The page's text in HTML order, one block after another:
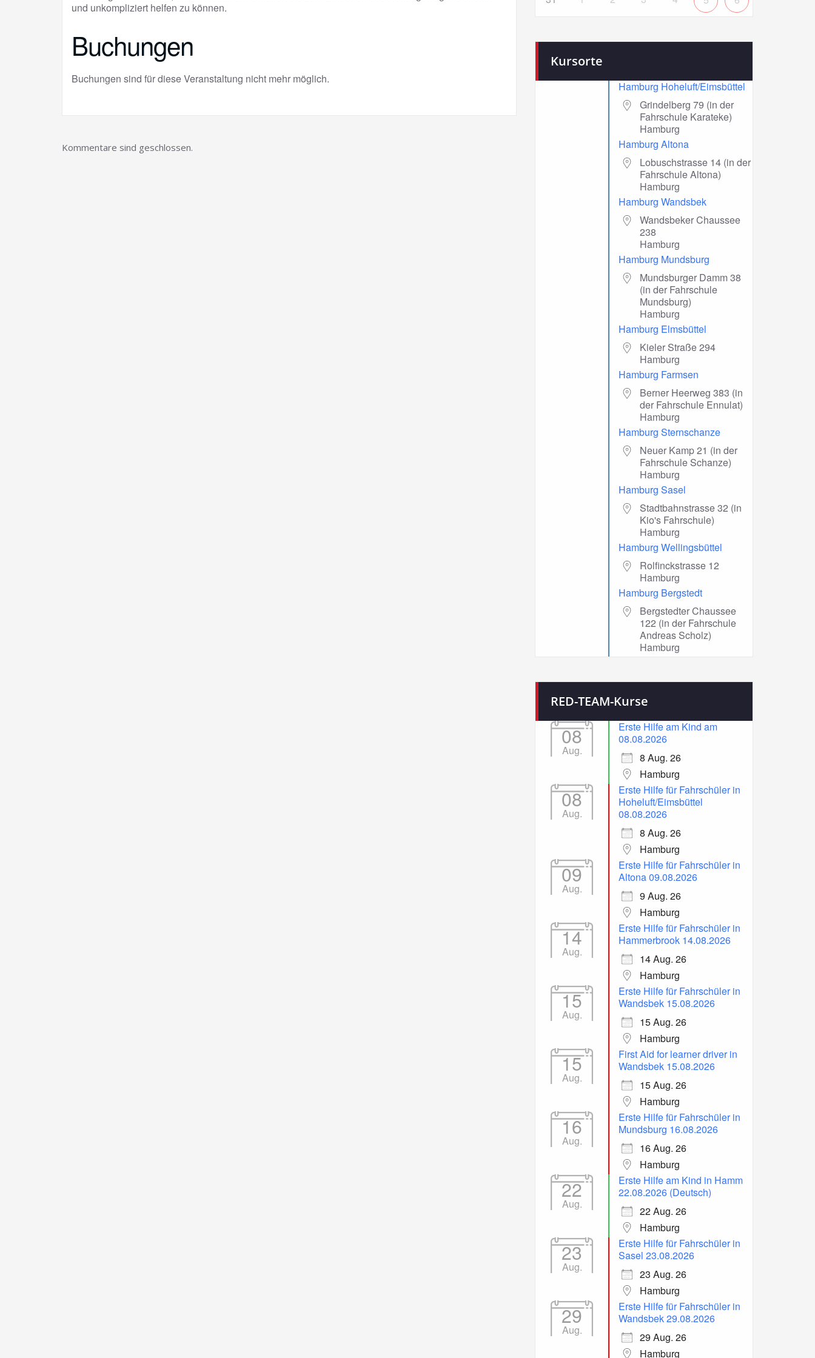
und unkompliziert helfen zu können.
Buchungen
Buchungen sind für diese Veranstaltung nicht mehr möglich.
Kommentare sind geschlossen.
Kursorte
Hamburg Hoheluft/Eimsbüttel
Grindelberg 79 (in der
Fahrschule Karateke)
Hamburg
Hamburg Altona
Lobuschstrasse 14 (in der
Fahrschule Altona)
Hamburg
Hamburg Wandsbek
Wandsbeker Chaussee
238
Hamburg
Hamburg Mundsburg
Mundsburger Damm 38
(in der Fahrschule
Mundsburg)
Hamburg
Hamburg Elmsbüttel
Kieler Straße 294
Hamburg
Hamburg Farmsen
Berner Heerweg 383 (in
der Fahrschule Ennulat)
Hamburg
Hamburg Sternschanze
Neuer Kamp 21 (in der
Fahrschule Schanze)
Hamburg
Hamburg Sasel
Stadtbahnstrasse 32 (in
Kio's Fahrschule)
Hamburg
Hamburg Wellingsbüttel
Rolfinckstrasse 12
Hamburg
Hamburg Bergstedt
Bergstedter Chaussee
122 (in der Fahrschule
Andreas Scholz)
Hamburg
RED-TEAM-Kurse
08
Aug.
Erste Hilfe am Kind am
08.08.2026
8 Aug. 26
Hamburg
08
Aug.
Erste Hilfe für Fahrschüler in
Hoheluft/Eimsbüttel
08.08.2026
8 Aug. 26
Hamburg
09
Aug.
Erste Hilfe für Fahrschüler in
Altona 09.08.2026
9 Aug. 26
Hamburg
14
Aug.
Erste Hilfe für Fahrschüler in
Hammerbrook 14.08.2026
14 Aug. 26
Hamburg
15
Aug.
Erste Hilfe für Fahrschüler in
Wandsbek 15.08.2026
15 Aug. 26
Hamburg
15
Aug.
First Aid for learner driver in
Wandsbek 15.08.2026
15 Aug. 26
Hamburg
16
Aug.
Erste Hilfe für Fahrschüler in
Mundsburg 16.08.2026
16 Aug. 26
Hamburg
22
Aug.
Erste Hilfe am Kind in Hamm
22.08.2026 (Deutsch)
22 Aug. 26
Hamburg
23
Aug.
Erste Hilfe für Fahrschüler in
Sasel 23.08.2026
23 Aug. 26
Hamburg
29
Aug.
Erste Hilfe für Fahrschüler in
Wandsbek 29.08.2026
29 Aug. 26
Hamburg